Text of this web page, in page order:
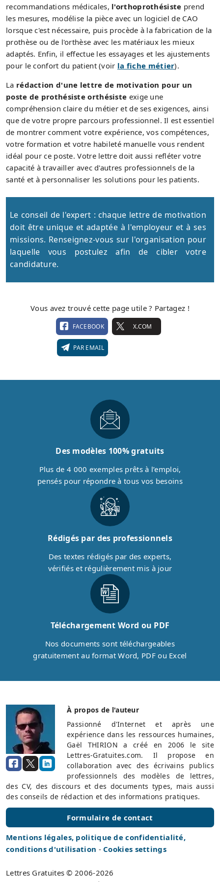
recommandations médicales, l'orthoprothésiste prend
les mesures, modélise la pièce avec un logiciel de CAO
lorsque c'est nécessaire, puis procède à la fabrication de la
prothèse ou de l'orthèse avec les matériaux les mieux
adaptés. Enfin, il effectue les essayages et les ajustements
pour le confort du patient (voir la fiche métier).
La rédaction d'une lettre de motivation pour un
poste de prothésiste orthésiste exige une
compréhension claire du métier et de ses exigences, ainsi
que de votre propre parcours professionnel. Il est essentiel
de montrer comment votre expérience, vos compétences,
votre formation et votre habileté manuelle vous rendent
idéal pour ce poste. Votre lettre doit aussi refléter votre
capacité à travailler avec d'autres professionnels de la
santé et à personnaliser les solutions pour les patients.
Le conseil de l'expert : chaque lettre de motivation
doit être unique et adaptée à l'employeur et à ses
missions. Renseignez-vous sur l'organisation pour
laquelle vous postulez afin de cibler votre
candidature.
Vous avez trouvé cette page utile ? Partagez !
FACEBOOK X.COM
PAR EMAIL
Des modèles 100% gratuits
Plus de 4 000 exemples prêts à l’emploi,
pensés pour répondre à tous vos besoins
Rédigés par des professionnels
Des textes rédigés par des experts,
vérifiés et régulièrement mis à jour
Téléchargement Word ou PDF
Nos documents sont téléchargeables
gratuitement au format Word, PDF ou Excel
À propos de l'auteur
Passionné d'Internet et après une
expérience dans les ressources humaines,
Gaël THIRION a créé en 2006 le site
Lettres-Gratuites.com. Il propose en
collaboration avec des écrivains publics
professionnels des modèles de lettres,
des CV, des discours et des documents types, mais aussi
des conseils de rédaction et des informations pratiques.
Formulaire de contact
Mentions légales, politique de confidentialité,
conditions d'utilisation - Cookies settings
Lettres Gratuites © 2006-2026